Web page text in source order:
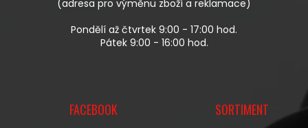
(adresa pro výměnu zboží a reklamace)
Pondělí až čtvrtek 9:00 - 17:00 hod.
Pátek 9:00 - 16:00 hod.
FACEBOOK SORTIMENT